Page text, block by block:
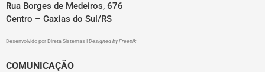
Rua Borges de Medeiros, 676
Centro – Caxias do Sul/RS
Desenvolvido por Direta Sistemas Designed by Freepik
COMUNICAÇÃO